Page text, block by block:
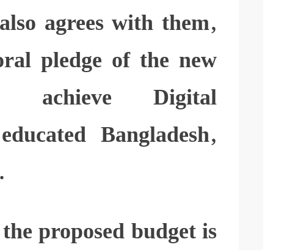
agrees with them,
pledge of the new
achieve Digital
Bangladesh,
proposed budget is